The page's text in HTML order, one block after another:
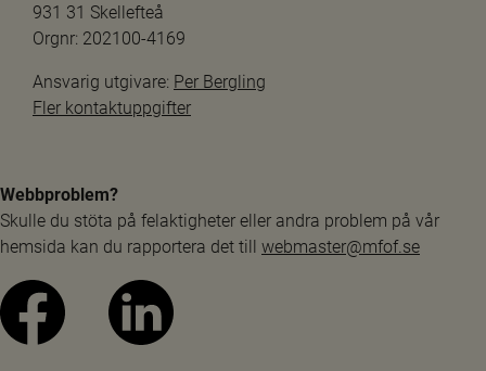
931 31 Skellefteå
Orgnr: 202100-4169
Ansvarig utgivare: Per Bergling
Fler kontaktuppgifter
Webbproblem?
Skulle du stöta på felaktigheter eller andra problem på vår
hemsida kan du rapportera det till webmaster@mfof.se